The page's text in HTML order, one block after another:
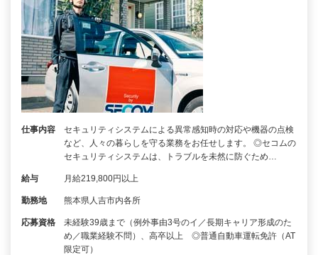
仕事内容
セキュリティシステムによる異常感知時の対応や機器の点検
など、人々の暮らしを守る業務をお任せします。 ◎セコムの
セキュリティシステムは、トラブルを未然に防ぐため…
給与 月給219,800円以上
勤務地 熊本県人吉市内各所
応募資格
未経験39歳まで（例外事由3号のイ／長期キャリア形成のた
め／職業経験不問）、高卒以上 ◎普通自動車運転免許（AT
限定可）